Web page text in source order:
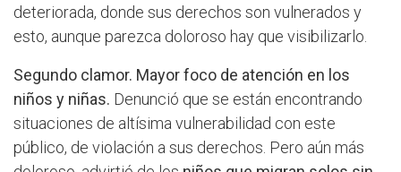
deteriorada, donde sus derechos son vulnerados y
esto, aunque parezca doloroso hay que visibilizarlo.
Segundo clamor. Mayor foco de atención en los
niños y niñas. Denunció que se están encontrando
situaciones de altísima vulnerabilidad con este
público, de violación a sus derechos. Pero aún más